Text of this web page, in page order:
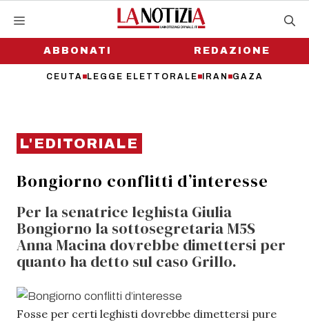
contenutoABBONATI
CEUTA LEGGE ELETTORALE IRAN GAZA
REDAZIONE
L'EDITORIALE
Bongiorno conflitti d’interesse
Per la senatrice leghista Giulia
Bongiorno la sottosegretaria M5S
Anna Macina dovrebbe dimettersi per
quanto ha detto sul caso Grillo.
Fosse per certi leghisti dovrebbe dimettersi pure